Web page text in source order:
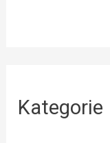
Kategorie